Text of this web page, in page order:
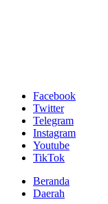
Facebook
Twitter
Telegram
Instagram
Youtube
TikTok
Beranda
Daerah